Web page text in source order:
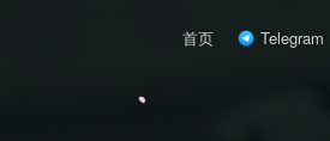
首页 Telegram